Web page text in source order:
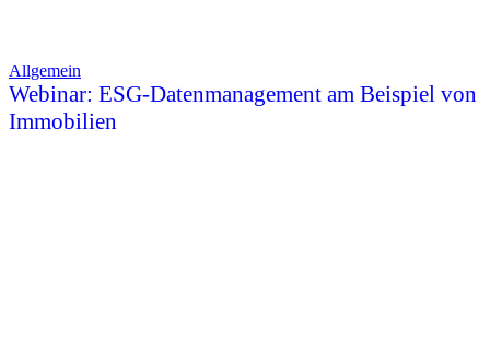
Allgemein
Webinar: ESG-Datenmanagement am Beispiel von
Immobilien